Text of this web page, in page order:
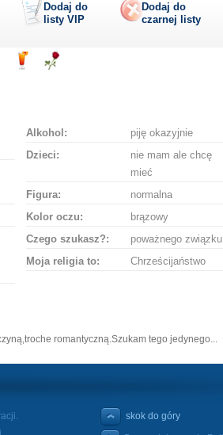
Dodaj do
listy VIP
Dodaj do
czarnej listy
Alkohol:
piję okazyjnie
Dzieci:
nie mam ale chcę
mieć
Figura:
normalna
Kolor oczu:
brązowy
Czego szukasz?:
poważnego związku
Moja religia to:
Chrześcijaństwo
romantyczną.Szukam tego jedynego...
skok do góry